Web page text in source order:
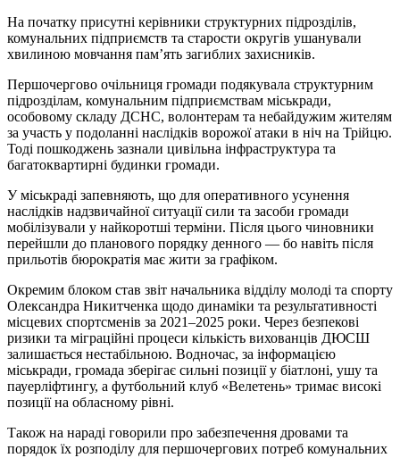
На початку присутні керівники структурних підрозділів,
комунальних підприємств та старости округів ушанували
хвилиною мовчання пам’ять загиблих захисників.
Першочергово очільниця громади подякувала структурним
підрозділам, комунальним підприємствам міськради,
особовому складу ДСНС, волонтерам та небайдужим жителям
за участь у подоланні наслідків ворожої атаки в ніч на Трійцю.
Тоді пошкоджень зазнали цивільна інфраструктура та
багатоквартирні будинки громади.
У міськраді запевняють, що для оперативного усунення
наслідків надзвичайної ситуації сили та засоби громади
мобілізували у найкоротші терміни. Після цього чиновники
перейшли до планового порядку денного — бо навіть після
прильотів бюрократія має жити за графіком.
Окремим блоком став звіт начальника відділу молоді та спорту
Олександра Никитченка щодо динаміки та результативності
місцевих спортсменів за 2021–2025 роки. Через безпекові
ризики та міграційні процеси кількість вихованців ДЮСШ
залишається нестабільною. Водночас, за інформацією
міськради, громада зберігає сильні позиції у біатлоні, ушу та
пауерліфтингу, а футбольний клуб «Велетень» тримає високі
позиції на обласному рівні.
Також на нараді говорили про забезпечення дровами та
порядок їх розподілу для першочергових потреб комунальних